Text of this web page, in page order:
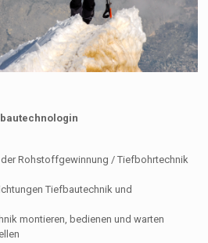
Rohstoffgewinnung / Tiefbohrtechnik
Tiefbautechnik und
montieren, bedienen und warten